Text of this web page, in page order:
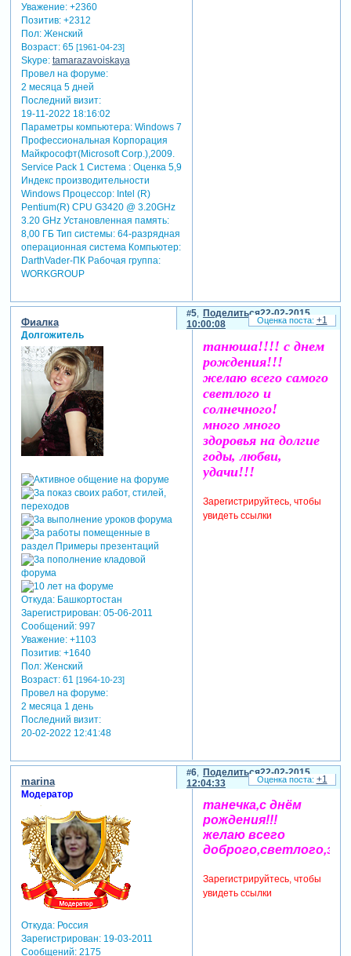
Уважение: +2360
Позитив: +2312
Пол:Женский
Возраст:65 [1961-04-23]
Skype: tamarazavoiskaya
Провел на форуме:
2 месяца 5 дней
Последний визит:
19-11-2022 18:16:02
Параметры компьютера:Windows 7
Профессиональная Корпорация
Майкрософт(Microsoft Corp.),2009.
Service Pack 1 Система : Оценка 5,9
Индекс производительности
Windows Процессор: Intel (R)
Pentium(R) CPU G3420 @ 3.20GHz
3.20 GHz Установленная память:
8,00 ГБ Тип системы: 64-разрядная
операционная система Компьютер:
DarthVader-ПК Рабочая группа:
WORKGROUP
Поделиться
5
22-02-2015
10:00:08
Фиалка
Долгожитель
Откуда:Башкортостан
Зарегистрирован: 05-06-2011
Сообщений:997
Уважение: +1103
Позитив: +1640
Пол:Женский
Возраст:61 [1964-10-23]
Провел на форуме:
2 месяца 1 день
Последний визит:
20-02-2022 12:41:48
танюша!!!! с днем
рождения!!!
желаю всего самого
светлого и
солнечного!
много много
здоровья на долгие
годы, любви,
удачи!!!
Зарегистрируйтесь, чтобы
увидеть ссылки
+1
Поделиться
6
22-02-2015
12:04:33
marina
Модератор
Откуда:Россия
Зарегистрирован: 19-03-2011
Сообщений:2175
танечка,с днём
рождения!!!
желаю всего
Зарегистрируйтесь, чтобы
увидеть ссылки
+1